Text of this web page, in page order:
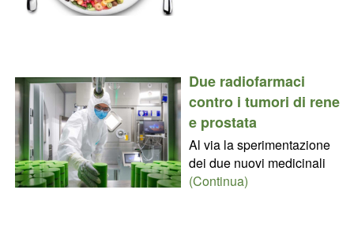
Due radiofarmaci
contro i tumori di rene
e prostata
Al via la sperimentazione
dei due nuovi medicinali
(Continua)